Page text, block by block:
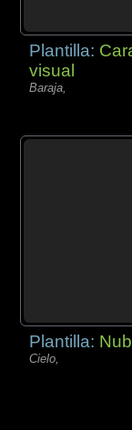
Plantilla:
visual
Baraja,
Plantilla:
Cielo,